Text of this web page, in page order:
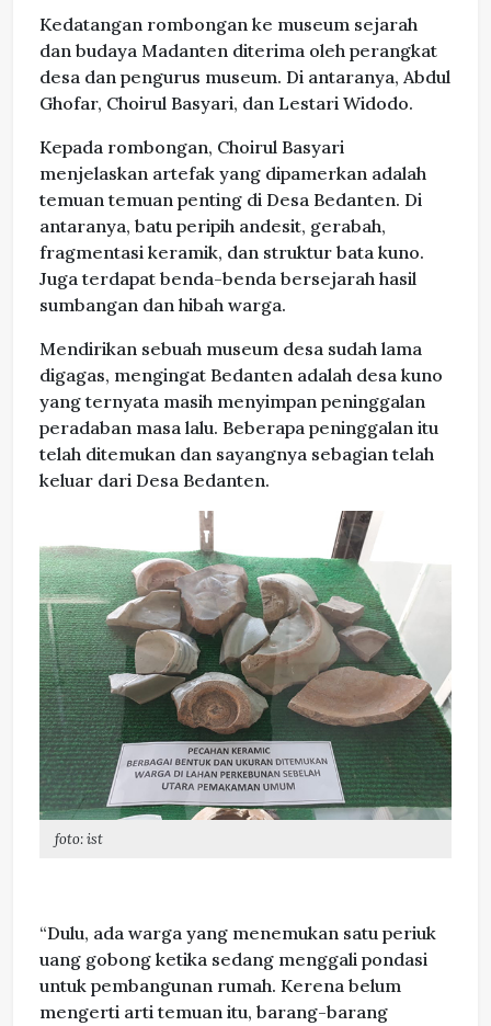
Kedatangan rombongan ke museum sejarah
dan budaya Madanten diterima oleh perangkat
desa dan pengurus museum. Di antaranya, Abdul
Ghofar, Choirul Basyari, dan Lestari Widodo.
Kepada rombongan, Choirul Basyari
menjelaskan artefak yang dipamerkan adalah
temuan temuan penting di Desa Bedanten. Di
antaranya, batu peripih andesit, gerabah,
fragmentasi keramik, dan struktur bata kuno.
Juga terdapat benda-benda bersejarah hasil
sumbangan dan hibah warga.
Mendirikan sebuah museum desa sudah lama
digagas, mengingat Bedanten adalah desa kuno
yang ternyata masih menyimpan peninggalan
peradaban masa lalu. Beberapa peninggalan itu
telah ditemukan dan sayangnya sebagian telah
keluar dari Desa Bedanten.
foto: ist
“Dulu, ada warga yang menemukan satu periuk
uang gobong ketika sedang menggali pondasi
untuk pembangunan rumah. Kerena belum
mengerti arti temuan itu, barang-barang